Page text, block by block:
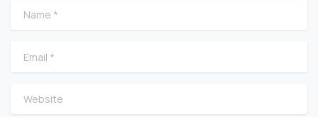
Name
Email
Website